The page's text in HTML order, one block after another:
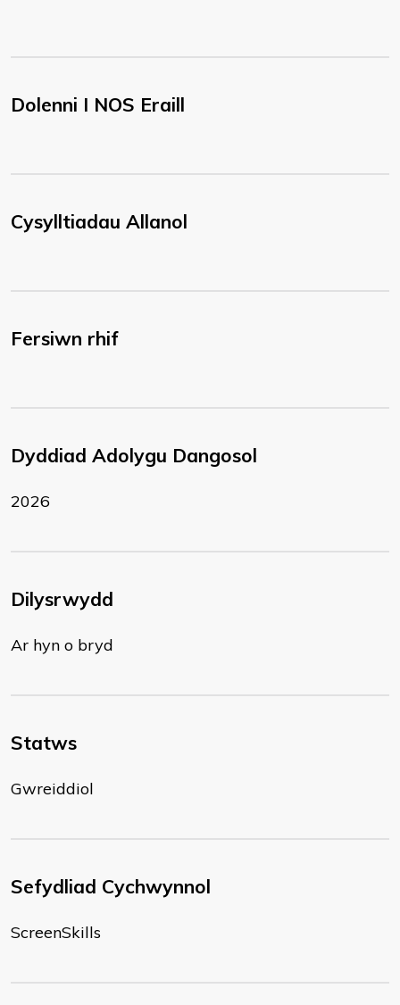
Dolenni I NOS Eraill
Cysylltiadau Allanol
Fersiwn rhif
Dyddiad Adolygu Dangosol
2026
Dilysrwydd
Ar hyn o bryd
Statws
Gwreiddiol
Sefydliad Cychwynnol
ScreenSkills